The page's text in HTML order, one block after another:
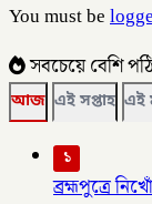
You must be
সবচেয়ে বেশি
আজ এই সপ্তাহ এই
১
ব্রহ্মপুত্রে